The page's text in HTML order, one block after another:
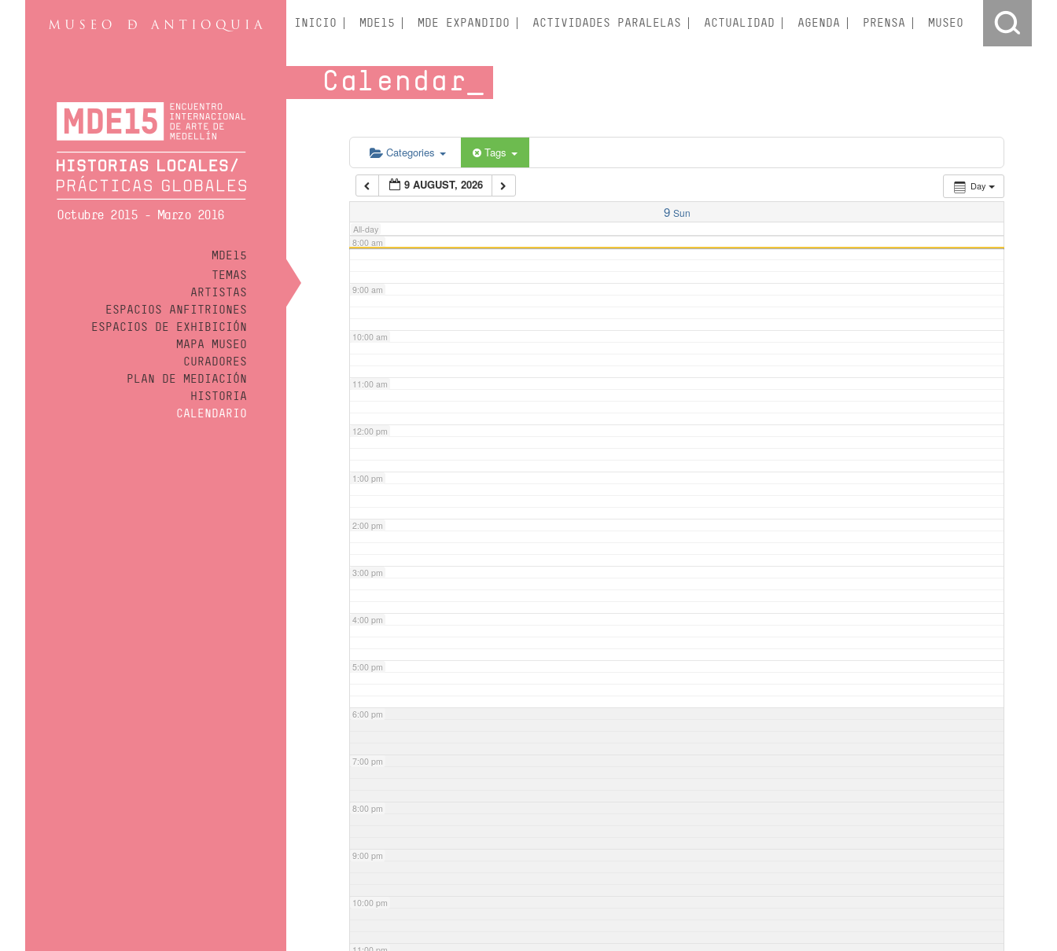
Octubre 2015 - Marzo 2016
MDE15
TEMAS
ARTISTAS
ESPACIOS ANFITRIONES
ESPACIOS DE EXHIBICIÓN
MAPA MUSEO
CURADORES
PLAN DE MEDIACIÓN
HISTORIA
CALENDARIO
INICIO MDE15 MDE EXPANDIDO ACTIVIDADES PARALELAS ACTUALIDAD AGENDA PRENSA MUSEO
Calendar
Categories Tags
Day
9 AUGUST, 2026
9 Sun
All-day
5:00 am
6:00 am
7:00 am
8:00 am
9:00 am
10:00 am
11:00 am
12:00 pm
1:00 pm
2:00 pm
3:00 pm
4:00 pm
5:00 pm
6:00 pm
7:00 pm
8:00 pm
9:00 pm
10:00 pm